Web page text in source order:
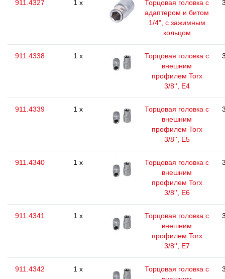
911.4327 1 x
Торцовая головка с
адаптером и битом
1/4", с зажимным
кольцом
911.4338 1 x
Торцовая головка с
внешним
профилем Torx
3/8'', E4
911.4339 1 x
Торцовая головка с
внешним
профилем Torx
3/8'', E5
911.4340 1 x
Торцовая головка с
внешним
профилем Torx
3/8'', E6
911.4341 1 x
Торцовая головка с
внешним
профилем Torx
3/8'', E7
911.4342 1 x
Торцовая головка с